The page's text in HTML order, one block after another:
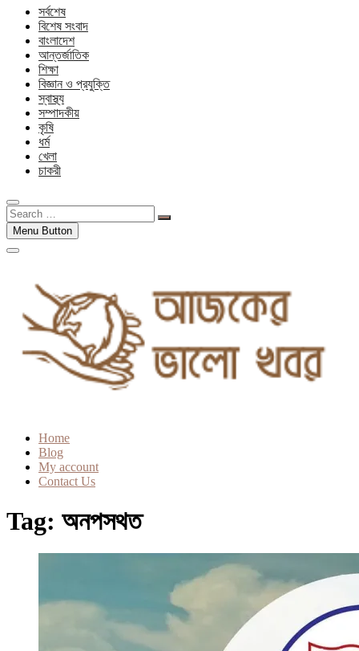
সর্বশেষ
বিশেষ সংবাদ
বাংলাদেশ
আন্তর্জাতিক
শিক্ষা
বিজ্ঞান ও প্রযুক্তি
স্বাস্থ্য
সম্পাদকীয়
কৃষি
ধর্ম
খেলা
চাকরী
Search
…Menu Button
Home
Blog
My account
Contact Us
Tag: অনপসথত